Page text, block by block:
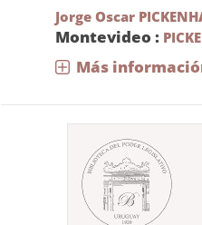
Jorge Oscar
Montevideo :
Más